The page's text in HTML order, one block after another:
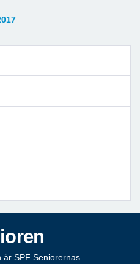
är SPF Seniorernas